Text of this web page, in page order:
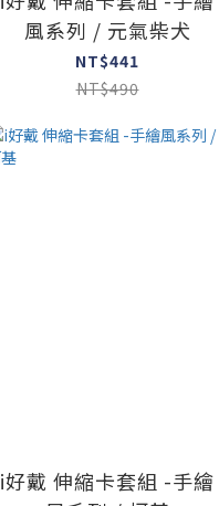
風系列 / 元氣柴犬
NT$441
NT$490
i好戴 伸縮卡套組 -手繪